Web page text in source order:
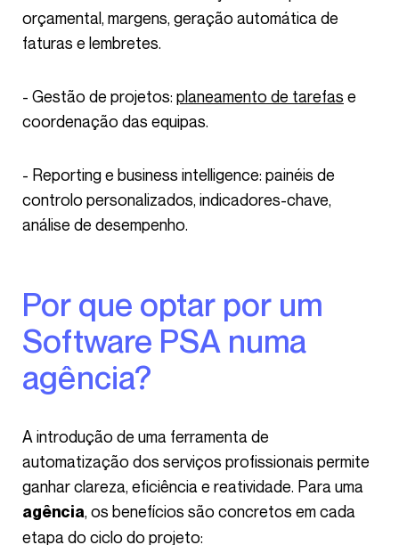
orçamental, margens, geração automática de
faturas e lembretes.
- Gestão de projetos: planeamento de tarefas e
coordenação das equipas.
- Reporting e business intelligence: painéis de
controlo personalizados, indicadores-chave,
análise de desempenho.
Por que optar por um
Software PSA numa
agência?
A introdução de uma ferramenta de
automatização dos serviços profissionais permite
ganhar clareza, eficiência e reatividade. Para uma
agência, os benefícios são concretos em cada
etapa do ciclo do projeto: